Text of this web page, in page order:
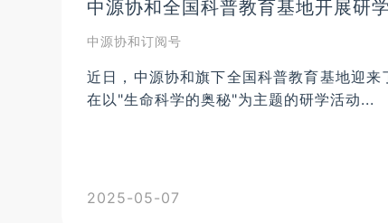
中源协和全国科普教育基地开展研
中源协和订阅号
近日，中源协和旗下全国科普教育基地迎
在以"生命科学的奥秘"为主题的研学活动...
2025-05-07